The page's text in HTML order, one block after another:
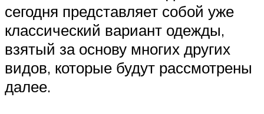
сегодня представляет собой уже
классический вариант одежды,
взятый за основу многих других
видов, которые будут рассмотрены
далее.